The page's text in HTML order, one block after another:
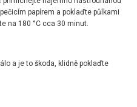
papírem a poklaďte půlkami
na 180 °C cca 30 minut.
a je to škoda, klidně poklaďte